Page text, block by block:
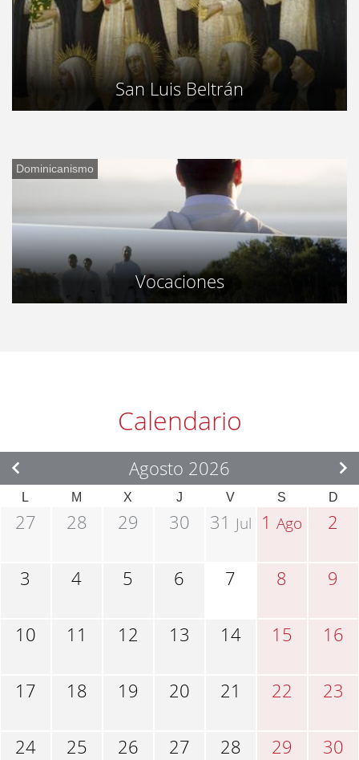
San Luis Beltrán
Dominicanismo
Vocaciones
Calendario
Agosto 2026
L M X J V S D
27 28 29 30 31 Jul 1Ago 2
3 4 5 6 7 8 9
10 11 12 13 14 15 16
17 18 19 20 21 22 23
24 25 26 27 28 29 30